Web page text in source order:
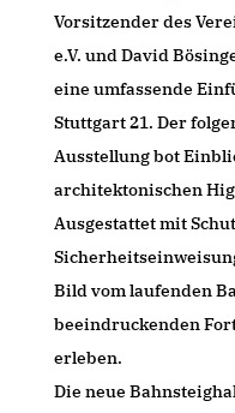
Vorsitzender des
e.V. und David
eine umfassende
Stuttgart 21. Der
Ausstellung bot
architektonischen
Ausgestattet mit
Bild vom laufenden
beeindruckenden
erleben.
Die neue